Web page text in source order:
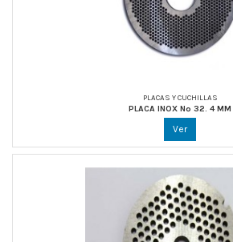
PLACAS Y CUCHILLAS
PLACA INOX Nº 32. 4 MM
Ver